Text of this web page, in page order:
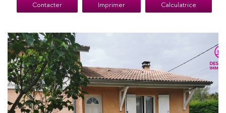
Contacter Imprimer Calculatrice